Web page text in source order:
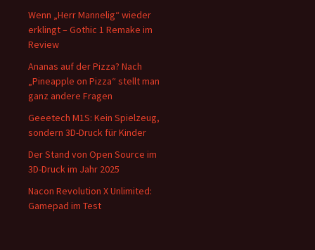
Wenn „Herr Mannelig“ wieder
erklingt – Gothic 1 Remake im
Review
Ananas auf der Pizza? Nach
„Pineapple on Pizza“ stellt man
ganz andere Fragen
Geeetech M1S: Kein Spielzeug,
sondern 3D-Druck für Kinder
Der Stand von Open Source im
3D-Druck im Jahr 2025
Nacon Revolution X Unlimited:
Gamepad im Test